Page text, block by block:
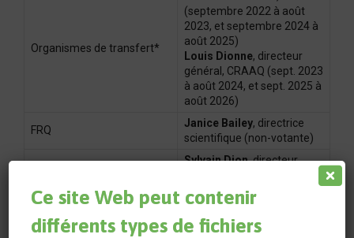
Organismes de transfert*
(septembre 2022 à août
2023, et septembre 2024 à
août 2025)
Louis Dionne, directeur
général, CRAAQ (sept. 2023
à août 2024, et sept. 2025 à
août 2026)
FRQ
Janice Bailey, directrice
scientifique (non-votante)
Sylvain Dion, directeur
l’agriculture durable (non-
votant)
Louise Tremblay
Ce site Web peut contenir
différents types de fichiers